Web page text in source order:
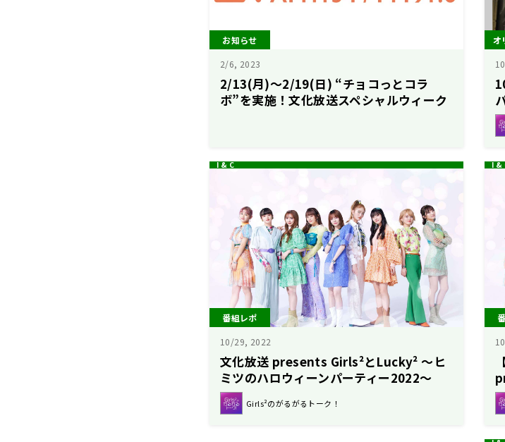
お知らせ
2/6, 2023
2/13(月)〜2/19(日) “チョコっとコラ
ボ”を実施！文化放送スペシャルウィーク
オ
番組レポ
10/29, 2022
文化放送 presents Girls²とLucky² ～ヒ
ミツのハロウィーンパーティー2022～
Girls²のがるがるトーク！